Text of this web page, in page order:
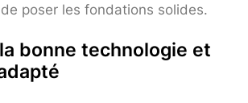
poser les fondations solides.
bonne technologie et